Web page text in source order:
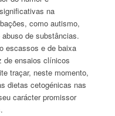
na
como autismo,
de substâncias.
escassos e de baixa
de ensaios clínicos
traçar, neste momento,
dietas cetogénicas nas
carácter promissor